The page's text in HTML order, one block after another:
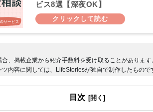
ビス8選【深夜OK】
、掲載企業から紹介手数料を受け取ることがありま
内容に関しては、LifeStoriesが独自で制作したもので
目次